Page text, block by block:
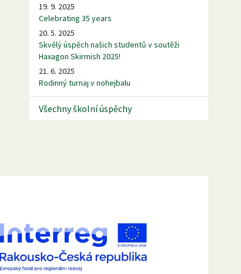
19. 9. 2025
Celebrating 35 years
20. 5. 2025
Skvělý úspěch našich studentů v soutěži
Haxagon Skirmish 2025!
21. 6. 2025
Rodinný turnaj v nohejbalu
Všechny školní úspěchy